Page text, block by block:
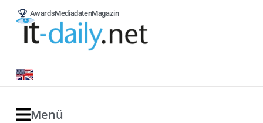
AwardsMediadatenMagazin
Menü